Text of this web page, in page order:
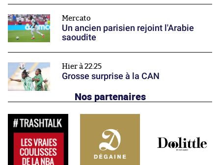
Mercato
Un ancien parisien rejoint l'Arabie
saoudite
Hier à 22:25
Grosse surprise à la CAN
Nos partenaires